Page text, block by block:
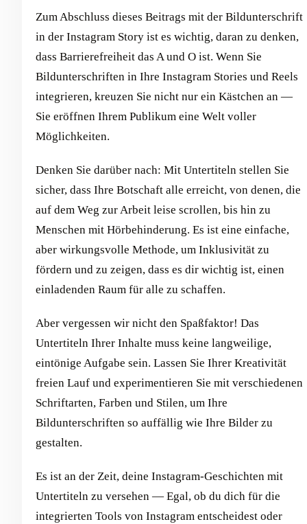
Zum Abschluss dieses Beitrags mit der Bildunterschrift
in der Instagram Story ist es wichtig, daran zu denken,
dass Barrierefreiheit das A und O ist. Wenn Sie
Bildunterschriften in Ihre Instagram Stories und Reels
integrieren, kreuzen Sie nicht nur ein Kästchen an —
Sie eröffnen Ihrem Publikum eine Welt voller
Möglichkeiten.
Denken Sie darüber nach: Mit Untertiteln stellen Sie
sicher, dass Ihre Botschaft alle erreicht, von denen, die
auf dem Weg zur Arbeit leise scrollen, bis hin zu
Menschen mit Hörbehinderung. Es ist eine einfache,
aber wirkungsvolle Methode, um Inklusivität zu
fördern und zu zeigen, dass es dir wichtig ist, einen
einladenden Raum für alle zu schaffen.
Aber vergessen wir nicht den Spaßfaktor! Das
Untertiteln Ihrer Inhalte muss keine langweilige,
eintönige Aufgabe sein. Lassen Sie Ihrer Kreativität
freien Lauf und experimentieren Sie mit verschiedenen
Schriftarten, Farben und Stilen, um Ihre
Bildunterschriften so auffällig wie Ihre Bilder zu
gestalten.
Es ist an der Zeit, deine Instagram-Geschichten mit
Untertiteln zu versehen — Egal, ob du dich für die
integrierten Tools von Instagram entscheidest oder